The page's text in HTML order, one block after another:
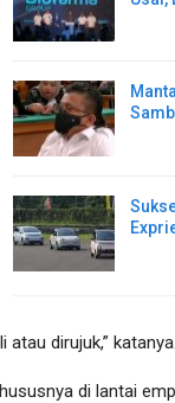
dirujuk,”
di lantai